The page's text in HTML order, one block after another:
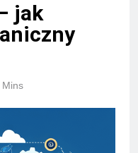
jak
Mins